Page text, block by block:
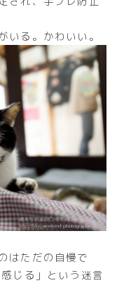
いる。かわいい。
はただの自慢で
じる」という迷言